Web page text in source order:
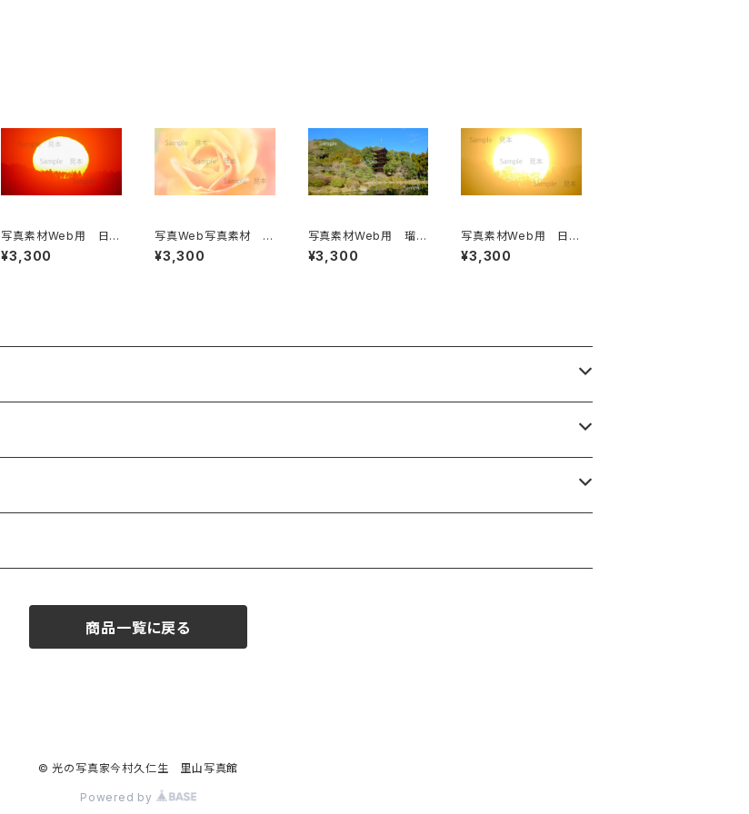
写真素材Web用 日の
出の太陽
¥3,300
写真Web写真素材 バ
ラ
¥3,300
写真素材Web用 瑠璃
光寺五重塔（冬）
¥3,300
写真素材Web用 日の
出の太陽
¥3,300
商品一覧に戻る
© 光の写真家今村久仁生 里山写真館
Powered by